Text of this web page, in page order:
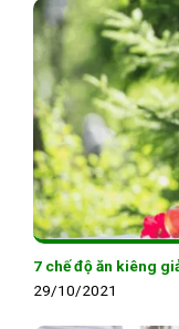
7 chế độ ăn kiêng
29/10/2021